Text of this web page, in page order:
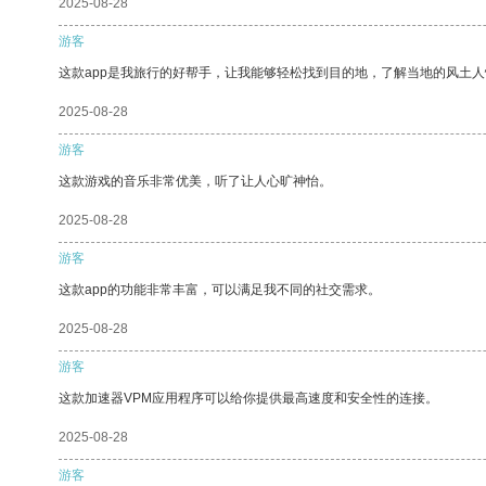
2025-08-28
游客
这款app是我旅行的好帮手，让我能够轻松找到目的地，了解当地的风土
2025-08-28
游客
这款游戏的音乐非常优美，听了让人心旷神怡。
2025-08-28
游客
这款app的功能非常丰富，可以满足我不同的社交需求。
2025-08-28
游客
这款加速器VPM应用程序可以给你提供最高速度和安全性的连接。
2025-08-28
游客